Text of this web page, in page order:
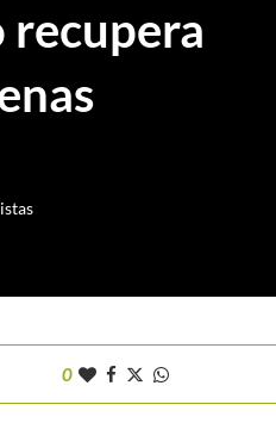
recupera
0